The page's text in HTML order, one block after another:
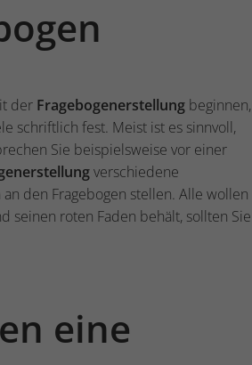
der Fragebogenerstellung beginnen,
schriftlich fest. Meist ist es sinnvoll,
Sie beispielsweise vor einer
verschiedene
den Fragebogen stellen. Alle wollen
seinen roten Faden behält, sollten Sie
eine